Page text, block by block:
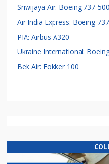
Sriwijaya Air: Boeing 737-500
Air India Express: Boeing
PIA: Airbus A320
Ukraine International:
Bek Air: Fokker 100